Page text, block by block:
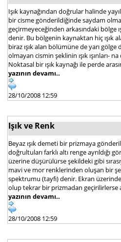
Işık kaynağından doğrular halinde
bir cisme gönderildiğinde saydam
geçirmeyeceğinden arkasındaki bölge
denir. Bu bölgenin kaynaktan hiç ışık
biraz ışık alan bölümüne de yarı
olmayan cismin şeklinin ışık ışınları-
Noktasal bir ışık kaynağı ile perde
yazının devamı..
28/10/2008 12:59
Işık ve Renk
Beyaz ışık demeti bir prizmaya
doğrultuları farklı altı renge ayrıldığı
üzerine düşürülürse şekildeki gibi
mavi ve mor renklerinden oluşan bir
spektrumu (tayfı) denir. Ekran
olup tekrar bir prizmadan geçirilirlerse
yazının devamı..
28/10/2008 12:59